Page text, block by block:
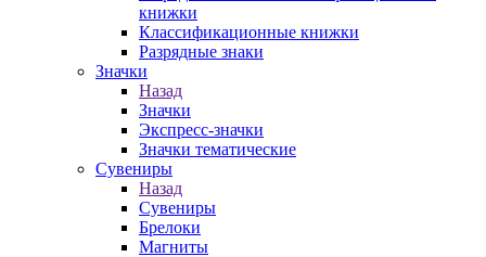
книжки
Классификационные книжки
Разрядные знаки
Значки
Назад
Значки
Экспресс-значки
Значки тематические
Сувениры
Назад
Сувениры
Брелоки
Магниты